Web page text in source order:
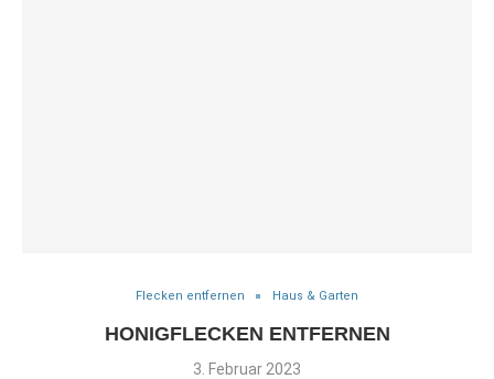
Flecken entfernen Haus & Garten
HONIGFLECKEN ENTFERNEN
3. Februar 2023